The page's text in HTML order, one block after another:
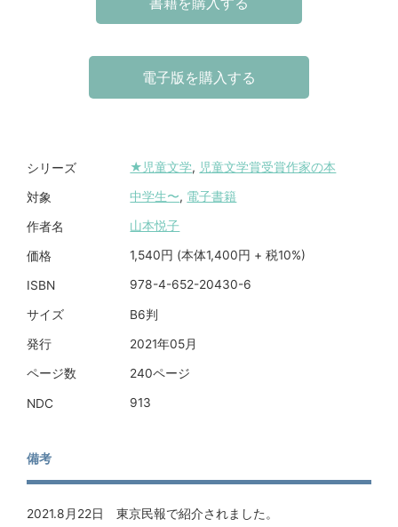
電子版を購入する
シリーズ ★児童文学, 児童文学賞受賞作家の本
対象 中学生〜, 電子書籍
作者名 山本悦子
価格 1,540円 (本体1,400円 + 税10%)
ISBN 978-4-652-20430-6
サイズ B6判
発行 2021年05月
ページ数 240ページ
NDC 913
備考
2021.8月22日 東京民報で紹介されました。